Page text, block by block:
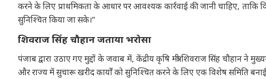
करने के लिए प्राथमिकता के आधार पर आवश्यक कार्रवाई की जानी चाहिए, ताकि
सुनिश्चित किया जा सके।”
शिवराज सिंह चौहान जताया भरोसा
पंजाब द्वारा उठाए गए मुद्दों के जवाब में, केंद्रीय कृषि मंत्री शिवराज सिंह चौहान ने
और राज्य में सुचारू खरीद कार्यों को सुनिश्चित करने के लिए एक विशेष समिति